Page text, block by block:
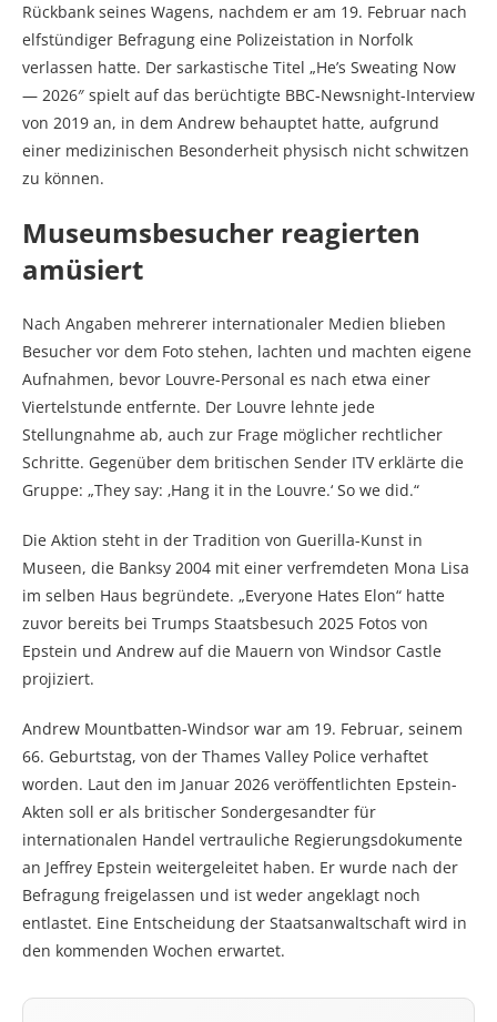
Rückbank seines Wagens, nachdem er am 19. Februar nach
elfstündiger Befragung eine Polizeistation in Norfolk
verlassen hatte. Der sarkastische Titel „He’s Sweating Now
— 2026″ spielt auf das berüchtigte BBC-Newsnight-Interview
von 2019 an, in dem Andrew behauptet hatte, aufgrund
einer medizinischen Besonderheit physisch nicht schwitzen
zu können.
Museumsbesucher reagierten
amüsiert
Nach Angaben mehrerer internationaler Medien blieben
Besucher vor dem Foto stehen, lachten und machten eigene
Aufnahmen, bevor Louvre-Personal es nach etwa einer
Viertelstunde entfernte. Der Louvre lehnte jede
Stellungnahme ab, auch zur Frage möglicher rechtlicher
Schritte. Gegenüber dem britischen Sender ITV erklärte die
Gruppe: „They say: ‚Hang it in the Louvre.‘ So we did.“
Die Aktion steht in der Tradition von Guerilla-Kunst in
Museen, die Banksy 2004 mit einer verfremdeten Mona Lisa
im selben Haus begründete. „Everyone Hates Elon“ hatte
zuvor bereits bei Trumps Staatsbesuch 2025 Fotos von
Epstein und Andrew auf die Mauern von Windsor Castle
projiziert.
Andrew Mountbatten-Windsor war am 19. Februar, seinem
66. Geburtstag, von der Thames Valley Police verhaftet
worden. Laut den im Januar 2026 veröffentlichten Epstein-
Akten soll er als britischer Sondergesandter für
internationalen Handel vertrauliche Regierungsdokumente
an Jeffrey Epstein weitergeleitet haben. Er wurde nach der
Befragung freigelassen und ist weder angeklagt noch
entlastet. Eine Entscheidung der Staatsanwaltschaft wird in
den kommenden Wochen erwartet.